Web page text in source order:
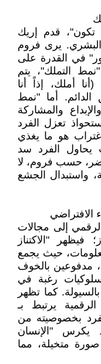
قدم إريك
يرى فروم
في القدرة على
التملك"، يتم
أملك، إذاً أنا
أما "نمط
والمشاركة
تعزل الفرد
هو ما يغذي
يحاول الفرد سد
حسب فروم، لا
واستبدال الجشع
الافتراضي
إلى مجالات
فيظهر "الاكتناز
حيث يجمع
مدفوعين بالخوف
رغبة في
كما تظهر
يرتبط بـ
بخصوصيته من
يكرس "الإنسان
متخيلة، مما